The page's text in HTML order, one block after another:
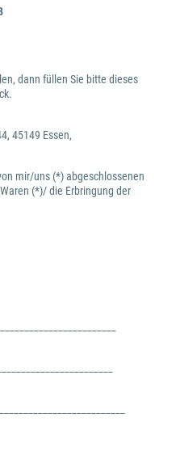
dann füllen Sie bitte dieses
45149 Essen,
mir/uns (*) abgeschlossenen
(*)/ die Erbringung der